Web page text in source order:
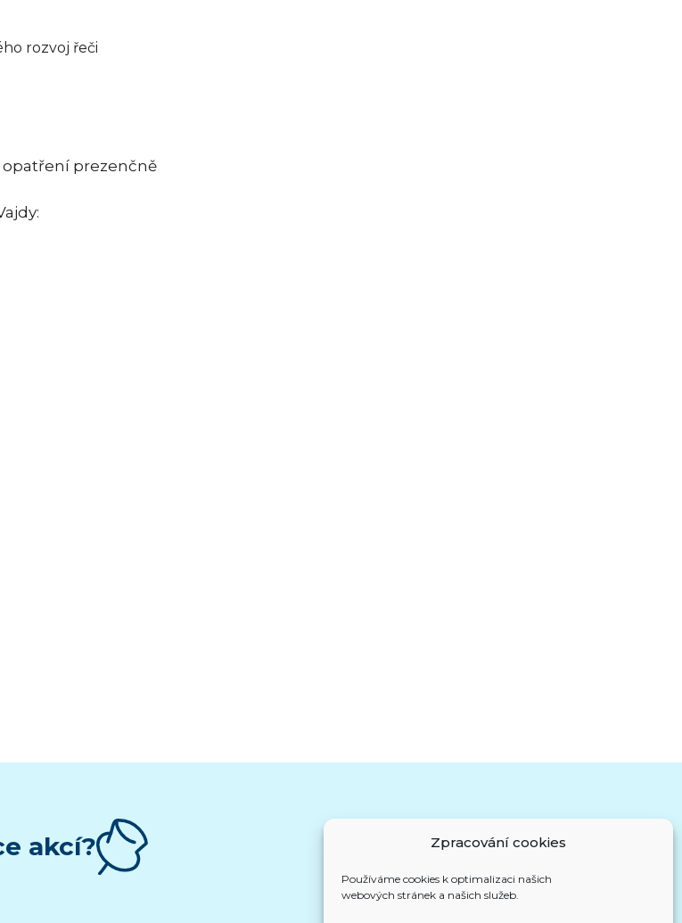
Zpracování cookies
Používáme cookies k optimalizaci našich
webových stránek a našich služeb.
rozvoj řeči
prezenčně
akcí? Kalendář akcí